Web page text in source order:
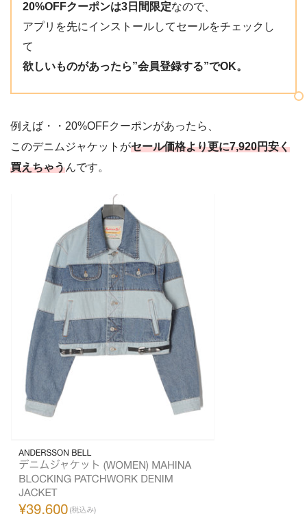
20%OFFクーポンは3日間限定なので、
アプリを先にインストールしてセールをチェックし
て
欲しいものがあったら”会員登録する”でOK。
例えば・・20%OFFクーポンがあったら、
このデニムジャケットがセール価格より更に7,920円安く
買えちゃうんです。